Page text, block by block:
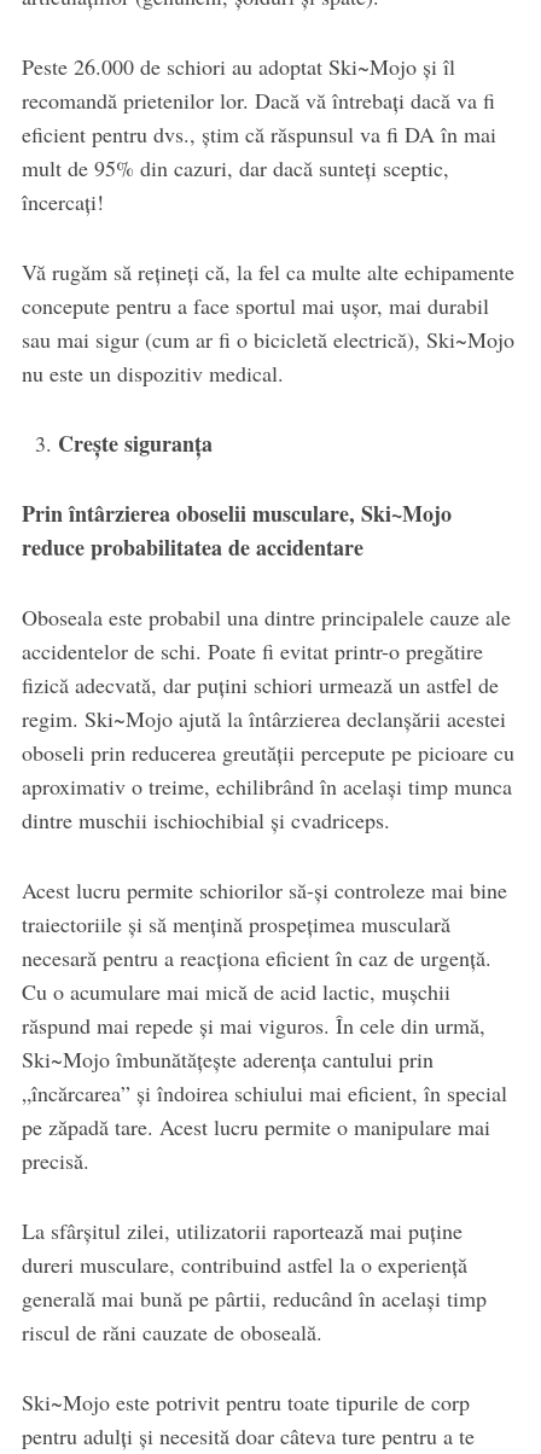
Peste 26.000 de schiori au adoptat Ski~Mojo și îl
recomandă prietenilor lor. Dacă vă întrebați dacă va fi
eficient pentru dvs., știm că răspunsul va fi DA în mai
mult de 95% din cazuri, dar dacă sunteți sceptic,
încercați!
Vă rugăm să rețineți că, la fel ca multe alte echipamente
concepute pentru a face sportul mai ușor, mai durabil
sau mai sigur (cum ar fi o bicicletă electrică), Ski~Mojo
nu este un dispozitiv medical.
Crește siguranța
Prin întârzierea oboselii musculare, Ski~Mojo
reduce probabilitatea de accidentare
Oboseala este probabil una dintre principalele cauze ale
accidentelor de schi. Poate fi evitat printr-o pregătire
fizică adecvată, dar puțini schiori urmează un astfel de
regim. Ski~Mojo ajută la întârzierea declanșării acestei
oboseli prin reducerea greutății percepute pe picioare cu
aproximativ o treime, echilibrând în același timp munca
dintre muschii ischiochibial și cvadriceps.
Acest lucru permite schiorilor să-și controleze mai bine
traiectoriile și să mențină prospețimea musculară
necesară pentru a reacționa eficient în caz de urgență.
Cu o acumulare mai mică de acid lactic, mușchii
răspund mai repede și mai viguros. În cele din urmă,
Ski~Mojo îmbunătățește aderența cantului prin
„încărcarea” și îndoirea schiului mai eficient, în special
pe zăpadă tare. Acest lucru permite o manipulare mai
precisă.
La sfârșitul zilei, utilizatorii raportează mai puține
dureri musculare, contribuind astfel la o experiență
generală mai bună pe pârtii, reducând în același timp
riscul de răni cauzate de oboseală.
Ski~Mojo este potrivit pentru toate tipurile de corp
pentru adulți și necesită doar câteva ture pentru a te